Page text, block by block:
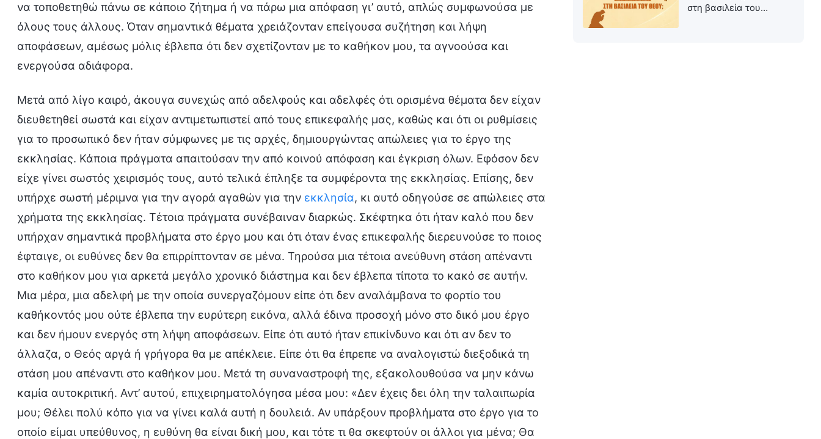
να τοποθετηθώ πάνω σε κάποιο ζήτημα ή να πάρω μια απόφαση γι’ αυτό, απλώς συμφωνούσα με
όλους τους άλλους. Όταν σημαντικά θέματα χρειάζονταν επείγουσα συζήτηση και λήψη
αποφάσεων, αμέσως μόλις έβλεπα ότι δεν σχετίζονταν με το καθήκον μου, τα αγνοούσα και
ενεργούσα αδιάφορα.
Μετά από λίγο καιρό, άκουγα συνεχώς από αδελφούς και αδελφές ότι ορισμένα θέματα δεν είχαν
διευθετηθεί σωστά και είχαν αντιμετωπιστεί από τους επικεφαλής μας, καθώς και ότι οι ρυθμίσεις
για το προσωπικό δεν ήταν σύμφωνες με τις αρχές, δημιουργώντας απώλειες για το έργο της
εκκλησίας. Κάποια πράγματα απαιτούσαν την από κοινού απόφαση και έγκριση όλων. Εφόσον δεν
είχε γίνει σωστός χειρισμός τους, αυτό τελικά έπληξε τα συμφέροντα της εκκλησίας. Επίσης, δεν
υπήρχε σωστή μέριμνα για την αγορά αγαθών για την εκκλησία, κι αυτό οδηγούσε σε απώλειες στα
χρήματα της εκκλησίας. Τέτοια πράγματα συνέβαιναν διαρκώς. Σκέφτηκα ότι ήταν καλό που δεν
υπήρχαν σημαντικά προβλήματα στο έργο μου και ότι όταν ένας επικεφαλής διερευνούσε το ποιος
έφταιγε, οι ευθύνες δεν θα επιρρίπτονταν σε μένα. Τηρούσα μια τέτοια ανεύθυνη στάση απέναντι
στο καθήκον μου για αρκετά μεγάλο χρονικό διάστημα και δεν έβλεπα τίποτα το κακό σε αυτήν.
Μια μέρα, μια αδελφή με την οποία συνεργαζόμουν είπε ότι δεν αναλάμβανα το φορτίο του
καθήκοντός μου ούτε έβλεπα την ευρύτερη εικόνα, αλλά έδινα προσοχή μόνο στο δικό μου έργο
και δεν ήμουν ενεργός στη λήψη αποφάσεων. Είπε ότι αυτό ήταν επικίνδυνο και ότι αν δεν το
άλλαζα, ο Θεός αργά ή γρήγορα θα με απέκλειε. Είπε ότι θα έπρεπε να αναλογιστώ διεξοδικά τη
στάση μου απέναντι στο καθήκον μου. Μετά τη συναναστροφή της, εξακολουθούσα να μην κάνω
καμία αυτοκριτική. Αντ’ αυτού, επιχειρηματολόγησα μέσα μου: «Δεν έχεις δει όλη την ταλαιπωρία
μου; Θέλει πολύ κόπο για να γίνει καλά αυτή η δουλειά. Αν υπάρξουν προβλήματα στο έργο για το
οποίο είμαι υπεύθυνος, η ευθύνη θα είναι δική μου, και τότε τι θα σκεφτούν οι άλλοι για μένα; Θα
στη βασιλεία του